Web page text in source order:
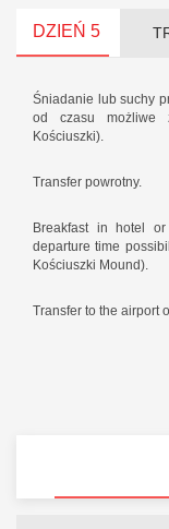
DZIEŃ 5
Śniadanie lub suchy
od czasu możliwe
Kościuszki).
Transfer powrotny.
Breakfast in hotel
departure time
Kościuszki Mound).
Transfer to the airport